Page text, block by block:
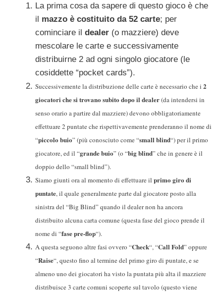
La prima cosa da sapere di questo gioco è che
il mazzo è costituito da 52 carte; per
cominciare il dealer (o mazziere) deve
mescolare le carte e successivamente
distribuirne 2 ad ogni singolo giocatore (le
cosiddette “pocket cards”).
Successivemente la distribuzione delle carte è necessario che i 2
giocatori che si trovano subito dopo il dealer(da intendersi in
senso orario a partire dal mazziere) devono obbligatoriamente
effettuare 2 puntate che rispettivavemente prenderanno il nome di
“piccolo buio” (più conosciuto come “small blind“) per il primo
giocatore, ed il “grande buio” (o “big blind” che in genere è il
doppio dello “small blind”).
Siamo giunti ora al momento di effettuare il primo giro di
puntate, il quale generalmente parte dal giocatore posto alla
sinistra del “Big Blind” quando il dealer non ha ancora
distribuito alcuna carta comune (questa fase del gioco prende il
nome di “fase pre-flop“).
A questa seguono altre fasi ovvero “Check“, “Call Fold” oppure
“Raise“, questo fino al termine del primo giro di puntate, e se
almeno uno dei giocatori ha visto la puntata più alta il mazziere
distribuisce 3 carte comuni scoperte sul tavolo (questo viene